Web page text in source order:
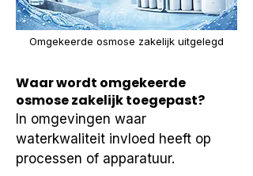
Omgekeerde osmose zakelijk uitgelegd
Waar wordt omgekeerde
osmose zakelijk toegepast?
In omgevingen waar
waterkwaliteit invloed heeft op
processen of apparatuur.